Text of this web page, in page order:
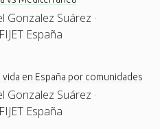
Gonzalez Suárez ·
España
vida en España por comunidades
Gonzalez Suárez ·
España